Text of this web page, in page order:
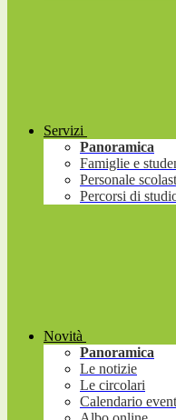
Servizi
Panoramica
Famiglie e
Personale
Percorsi di
Novità
Panoramica
Le notizie
Le circolari
Calendario